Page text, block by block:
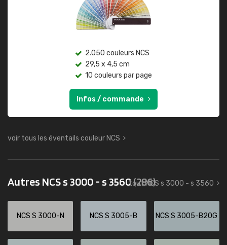
2.050 couleurs NCS
29,5 x 4,5 cm
10 couleurs par page
Infos / commande
voir tous les éventails couleur NCS
Autres NCS s 3000 - s 3560(286)
tout NCS s 3000 - s 3560
NCS S 3000-N NCS S 3005-B NCS S 3005-B20G